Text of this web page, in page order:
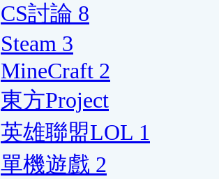
CS討論 8
Steam 3
MineCraft 2
東方Project
英雄聯盟LOL 1
單機遊戲 2